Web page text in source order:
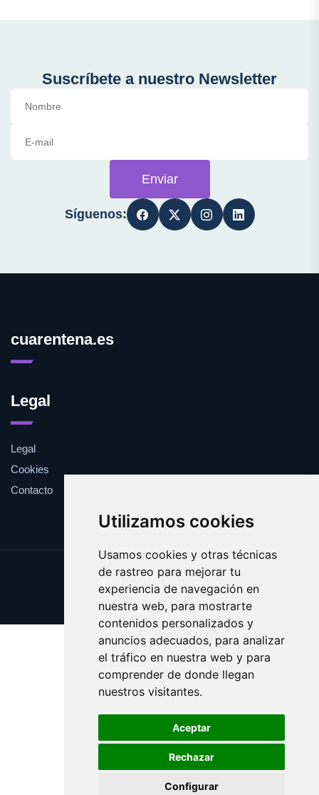
Utilizamos cookies
Usamos cookies y otras técnicas
de rastreo para mejorar tu
experiencia de navegación en
nuestra web, para mostrarte
contenidos personalizados y
anuncios adecuados, para analizar
el tráfico en nuestra web y para
comprender de donde llegan
nuestros visitantes.
Aceptar
Rechazar
Configurar
Suscríbete a nuestro Newsletter
Enviar
Síguenos:
cuarentena.es
Legal
Legal
Cookies
Contacto
Update cookies preferences
Copyright © 2025 cuarentena.es